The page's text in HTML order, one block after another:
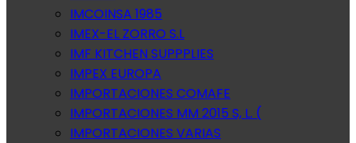
IMCOINSA 1985
IMEX-EL ZORRO S.L
IMF KITCHEN SUPPPLIES
IMPEX EUROPA
IMPORTACIONES COMAFE
IMPORTACIONES MM 2015 S, L. (
IMPORTACIONES VARIAS